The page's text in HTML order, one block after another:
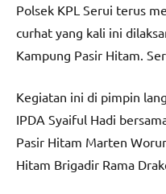
Polsek KPL Serui terus
curhat yang kali ini
Kampung Pasir Hitam.
Kegiatan ini di pimpin
IPDA Syaiful Hadi
Pasir Hitam Marten
Hitam Brigadir Rama